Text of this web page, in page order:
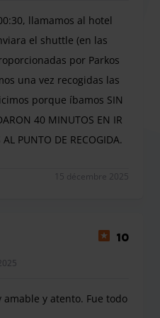
llamamos al hotel
el shuttle (en las
por Parkos
una vez recogidas las
porque íbamos SIN
40 MINUTOS EN IR
PUNTO DE RECOGIDA.
15 décembre 2025
10
amable y atento. Fue todo